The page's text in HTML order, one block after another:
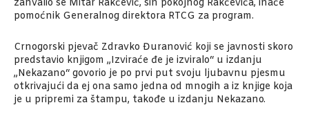
zahvalio se Mitar Rakčević, sin pokojnog Rakčevića, inače
pomoćnik Generalnog direktora RTCG za program.
Crnogorski pjevač Zdravko Đuranović koji se javnosti skoro
predstavio knjigom „Izviraće đe je izviralo“ u izdanju
„Nekazano“ govorio je po prvi put svoju ljubavnu pjesmu
otkrivajući da ej ona samo jedna od mnogih a iz knjige koja
je u pripremi za štampu, takođe u izdanju Nekazano.